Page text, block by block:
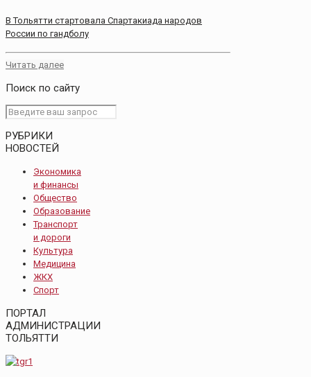
В Тольятти стартовала Спартакиада народов
России по гандболу
Читать далее
Поиск по сайту
РУБРИКИ
НОВОСТЕЙ
Экономика
и финансы
Общество
Образование
Транспорт
и дороги
Культура
Медицина
ЖКХ
Спорт
ПОРТАЛ
АДМИНИСТРАЦИИ
ТОЛЬЯТТИ